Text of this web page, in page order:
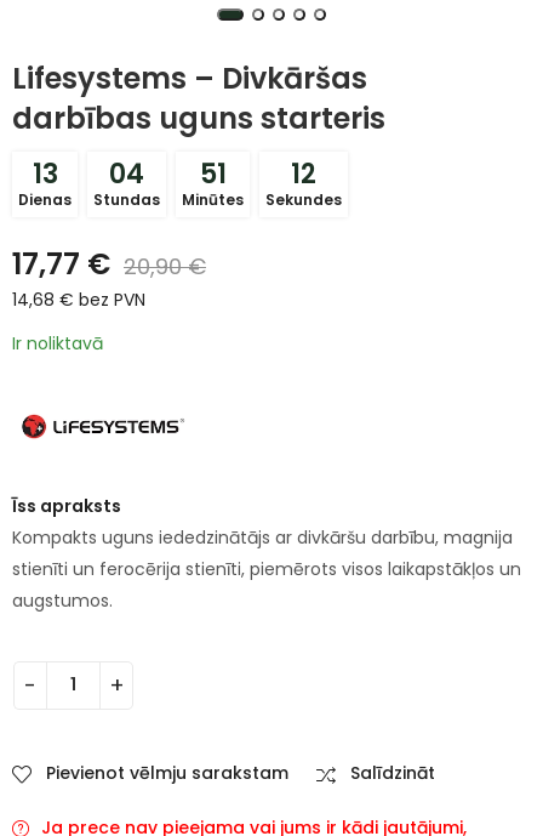
Lifesystems – Divkāršas
darbības uguns starteris
13
Dienas
04
Stundas
51
Minūtes
12
Sekundes
17,77 € 20,90€
14,68 € bez PVN
Ir noliktavā
Īss apraksts
Kompakts uguns iededzinātājs ar divkāršu darbību, magnija
stienīti un ferocērija stienīti, piemērots visos laikapstākļos un
augstumos.
Pievienot vēlmju sarakstam Salīdzināt
Ja prece nav pieejama vai jums ir kādi jautājumi,